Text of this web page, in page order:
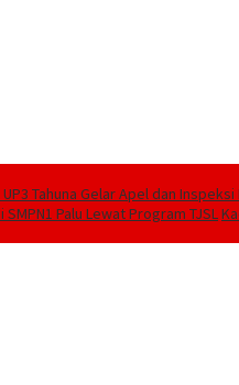
Tahuna Gelar Apel dan
Palu Lewat Program TJSL